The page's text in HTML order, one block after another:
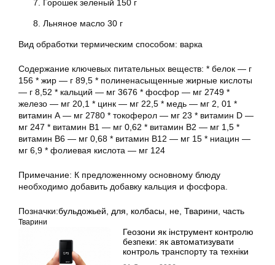
Горошек зеленый 150 г
Льняное масло 30 г
Вид обработки термическим способом: варка
Содержание ключевых питательных веществ: * белок — г
156 * жир — г 89,5 * полиненасыщенные жирные кислоты
— г 8,52 * кальций — мг 3676 * фосфор — мг 2749 *
железо — мг 20,1 * цинк — мг 22,5 * медь — мг 2, 01 *
витамин А — мг 2780 * токоферол — мг 23 * витамин D —
мг 247 * витамин В1 — мг 0,62 * витамин В2 — мг 1,5 *
витамин В6 — мг 0,68 * витамин В12 — мг 15 * ниацин —
мг 6,9 * фолиевая кислота — мг 124
Примечание: К предложенному основному блюду
необходимо добавить добавку кальция и фосфора.
Позначки:бульдожьей для колбасы не Тварини часть
Тварини
Геозони як інструмент контролю
безпеки: як автоматизувати
контроль транспорту та техніки